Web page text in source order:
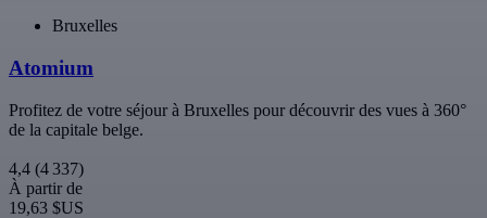
Bruxelles
Atomium
Profitez de votre séjour à Bruxelles pour découvrir des vues à 360°
de la capitale belge.
4,4 (4 337)
À partir de
19,63 $US